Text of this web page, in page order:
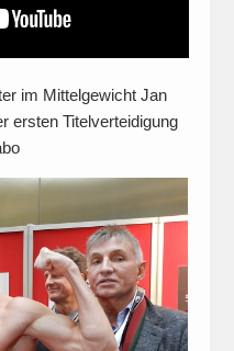
im Mittelgewicht Jan
ersten Titelverteidigung